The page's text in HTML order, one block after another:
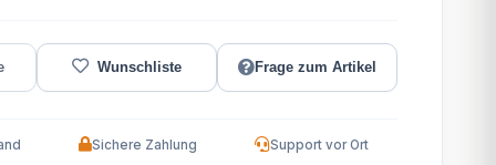
Frage zum Artikel
Sichere Zahlung Support vor Ort